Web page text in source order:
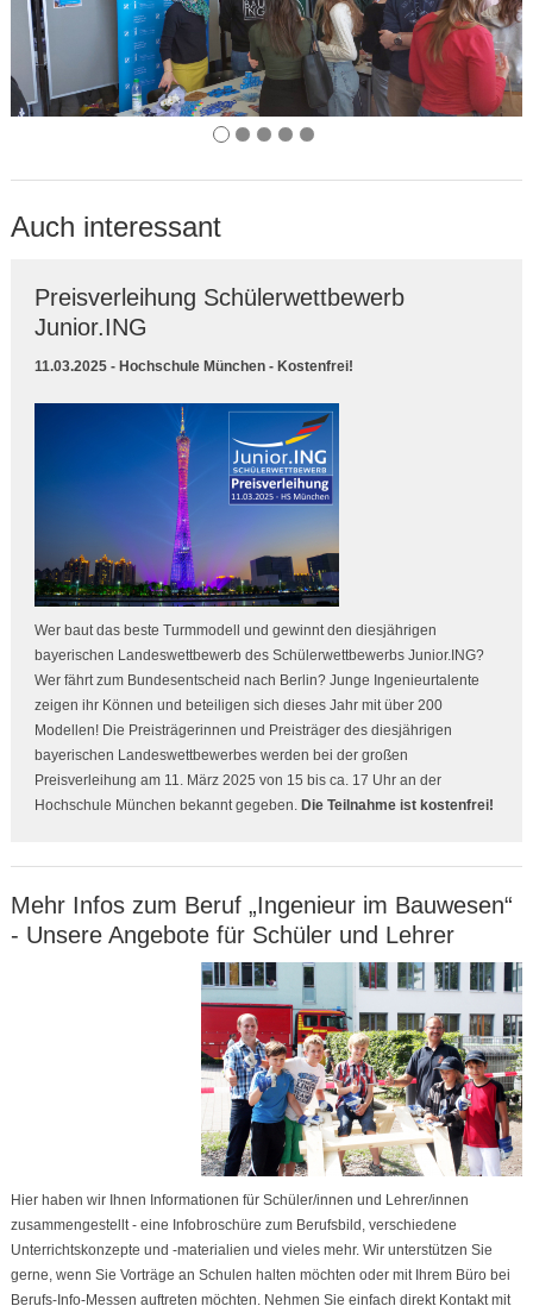
Auch interessant
Preisverleihung Schülerwettbewerb
Junior.ING
11.03.2025 - Hochschule München - Kostenfrei!
Wer baut das beste Turmmodell und gewinnt den diesjährigen
bayerischen Landeswettbewerb des Schülerwettbewerbs Junior.ING?
Wer fährt zum Bundesentscheid nach Berlin? Junge Ingenieurtalente
zeigen ihr Können und beteiligen sich dieses Jahr mit über 200
Modellen! Die Preisträgerinnen und Preisträger des diesjährigen
bayerischen Landeswettbewerbes werden bei der großen
Preisverleihung am 11. März 2025 von 15 bis ca. 17 Uhr an der
Hochschule München bekannt gegeben. Die Teilnahme ist kostenfrei!
Mehr Infos zum Beruf „Ingenieur im Bauwesen“
- Unsere Angebote für Schüler und Lehrer
Hier haben wir Ihnen Informationen für Schüler/innen und Lehrer/innen
zusammengestellt - eine Infobroschüre zum Berufsbild, verschiedene
Unterrichtskonzepte und -materialien und vieles mehr. Wir unterstützen Sie
gerne, wenn Sie Vorträge an Schulen halten möchten oder mit Ihrem Büro bei
Berufs-Info-Messen auftreten möchten. Nehmen Sie einfach direkt Kontakt mit